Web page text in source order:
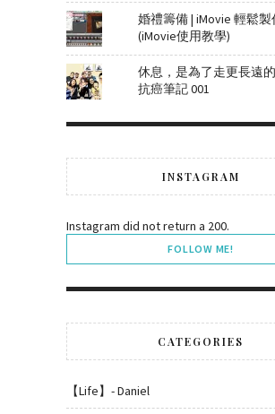
婚禮籌備 | iMovie 輕鬆
(iMovie使用教學)
休息，是為了走更長遠的
抗癌筆記 001
INSTAGRAM
Instagram did not return a 200.
FOLLOW ME!
CATEGORIES
【Life】- Daniel